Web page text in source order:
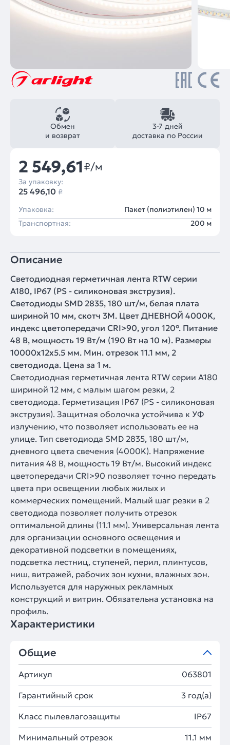
3-7 дней
доставка по России
Обмен
и возврат
2 549,61₽/м
За упаковку:
25 496,10 ₽
Упаковка:
Пакет (полиэтилен) 10 м
Транспортная:
200 м
Описание
Светодиодная герметичная лента RTW серии
A180, IP67 (PS - силиконовая экструзия).
Светодиоды SMD 2835, 180 шт/м, белая плата
шириной 10 мм, скотч 3M. Цвет ДНЕВНОЙ 4000K,
индекс цветопередачи CRI>90, угол 120°. Питание
48 В, мощность 19 Вт/м (190 Вт на 10 м). Размеры
10000x12x5.5 мм. Мин. отрезок 11.1 мм, 2
светодиода. Цена за 1 м.
Светодиодная герметичная лента RTW серии A180
шириной 12 мм, с малым шагом резки, 2
светодиода. Герметизация IP67 (PS - силиконовая
экструзия). Защитная оболочка устойчива к УФ
излучению, что позволяет использовать ее на
улице. Тип светодиода SMD 2835, 180 шт/м,
дневного цвета свечения (4000K). Напряжение
питания 48 В, мощность 19 Вт/м. Высокий индекс
цветопередачи CRI>90 позволяет точно передать
цвета при освещении любых жилых и
коммерческих помещений. Малый шаг резки в 2
светодиода позволяет получить отрезок
оптимальной длины (11.1 мм). Универсальная лента
для организации основного освещения и
декоративной подсветки в помещениях,
подсветка лестниц, ступеней, перил, плинтусов,
ниш, витражей, рабочих зон кухни, влажных зон.
Используется для наружных рекламных
конструкций и витрин. Обязательна установка на
профиль.
Характеристики
Общие
Артикул 063801
Гарантийный срок 3 год(а)
Класс пылевлагозащиты IP67
Минимальный отрезок 11.1 мм